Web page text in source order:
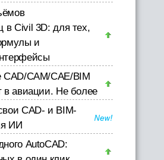
Civil 3D: для тех,
и
CAD/CAM/CAE/BIM
в авиации. Не более
CAD- и BIM-
ИИ
AutoCAD: